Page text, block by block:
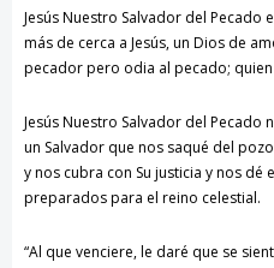
Jesús Nuestro Salvador del Pecado
más de cerca a Jesús, un Dios de
pecador pero odia al pecado;
Jesús Nuestro Salvador del Pecado
un Salvador que nos saqué del
y nos cubra con Su justicia y nos
preparados para el reino celestial.
“Al que venciere, le daré que se